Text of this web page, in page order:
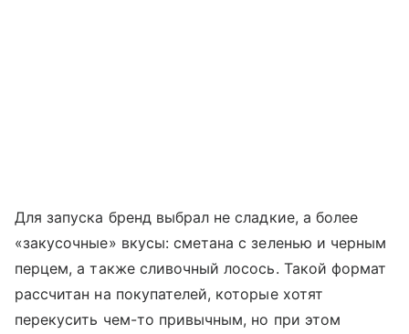
Для запуска бренд выбрал не сладкие, а более
«закусочные» вкусы: сметана с зеленью и черным
перцем, а также сливочный лосось. Такой формат
рассчитан на покупателей, которые хотят
перекусить чем-то привычным, но при этом